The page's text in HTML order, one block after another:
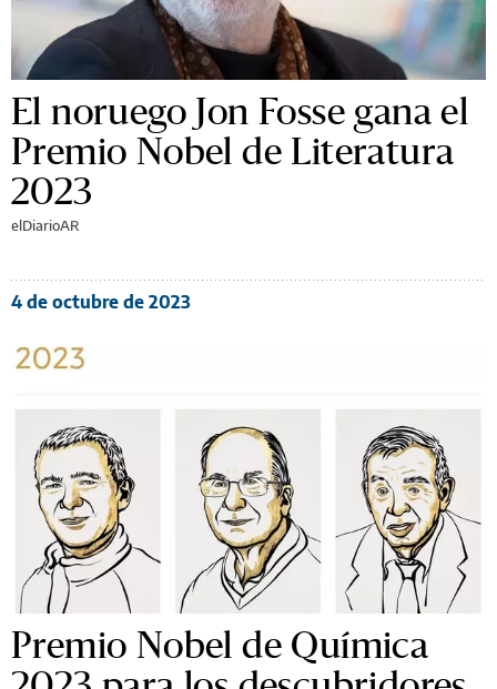
El noruego Jon Fosse gana el
Premio Nobel de Literatura
2023
elDiarioAR
4 de octubre de 2023
Premio Nobel de Química